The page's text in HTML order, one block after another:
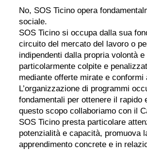
No, SOS Ticino opera
sociale.
SOS Ticino si occupa dalla sua
circuito del mercato del lavoro o
indipendenti dalla propria volontà
particolarmente colpite e
mediante offerte mirate e
L’organizzazione di programmi
fondamentali per ottenere il
questo scopo collaboriamo con il
SOS Ticino presta particolare
potenzialità e capacità, promuova
apprendimento concrete e in